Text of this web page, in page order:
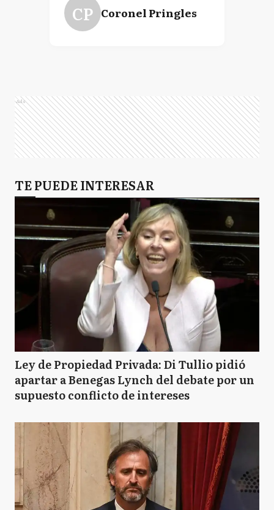
CP Coronel Pringles
Ads
TE PUEDE INTERESAR
Ley de Propiedad Privada: Di Tullio pidió
apartar a Benegas Lynch del debate por un
supuesto conflicto de intereses